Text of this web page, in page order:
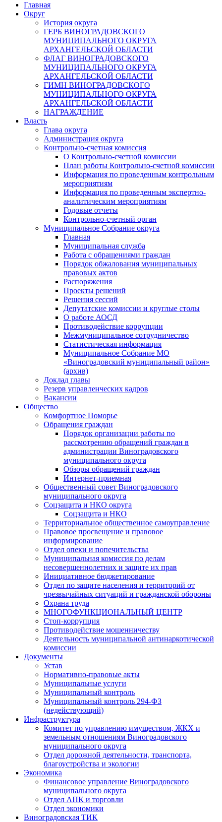
Главная
Округ
История округа
ГЕРБ ВИНОГРАДОВСКОГО
МУНИЦИПАЛЬНОГО ОКРУГА
АРХАНГЕЛЬСКОЙ ОБЛАСТИ
ФЛАГ ВИНОГРАДОВСКОГО
МУНИЦИПАЛЬНОГО ОКРУГА
АРХАНГЕЛЬСКОЙ ОБЛАСТИ
ГИМН ВИНОГРАДОВСКОГО
МУНИЦИПАЛЬНОГО ОКРУГА
АРХАНГЕЛЬСКОЙ ОБЛАСТИ
НАГРАЖДЕНИЕ
Власть
Глава округа
Администрация округа
Контрольно-счетная комиссия
О Контрольно-счетной комиссии
План работы Контрольно-счетной комиссии
Информация по проведенным контрольным
мероприятиям
Информация по проведенным экспертно-
аналитическим мероприятиям
Годовые отчеты
Контрольно-счетный орган
Муниципальное Собрание округа
Главная
Муниципальная служба
Работа с обращениями граждан
Порядок обжалования муниципальных
правовых актов
Распоряжения
Проекты решений
Решения сессий
Депутатские комиссии и круглые столы
О работе АОСД
Противодействие коррупции
Межмуниципальное сотрудничество
Статистическая информация
Муниципальное Собрание МО
«Виноградовский муниципальный район»
(архив)
Доклад главы
Резерв управленческих кадров
Вакансии
Общество
Комфортное Поморье
Обращения граждан
Порядок организации работы по
рассмотрению обращений граждан в
администрации Виноградовского
муниципального округа
Обзоры обращений граждан
Интернет-приемная
Общественный совет Виноградовского
муниципального округа
Соцзащита и НКО округа
Соцзащита и НКО
Территориальное общественное самоуправление
Правовое просвещение и правовое
информирование
Отдел опеки и попечительства
Муниципальная комиссия по делам
несовершеннолетних и защите их прав
Инициативное бюджетирование
Отдел по защите населения и территорий от
чрезвычайных ситуаций и гражданской обороны
Охрана труда
МНОГОФУНКЦИОНАЛЬНЫЙ ЦЕНТР
Стоп-коррупция
Противодействие мошенничеству
Деятельность муниципальной антинаркотической
комиссии
Документы
Устав
Нормативно-правовые акты
Муниципальные услуги
Муниципальный контроль
Муниципальный контроль 294-ФЗ
(недействующий)
Инфраструктура
Комитет по управлению имуществом, ЖКХ и
земельным отношениям Виноградовского
муниципального округа
Отдел дорожной деятельности, транспорта,
благоустройства и экологии
Экономика
Финансовое управление Виноградовского
муниципального округа
Отдел АПК и торговли
Отдел экономики
Виноградовская ТИК